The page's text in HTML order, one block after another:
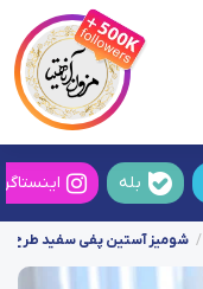
بله
شومیز آستین پفی سفید طرح